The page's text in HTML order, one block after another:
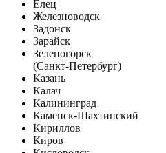
Елец
Железноводск
Задонск
Зарайск
Зеленогорск
(Санкт-Петербург)
Казань
Калач
Калининград
Каменск-Шахтинский
Кириллов
Киров